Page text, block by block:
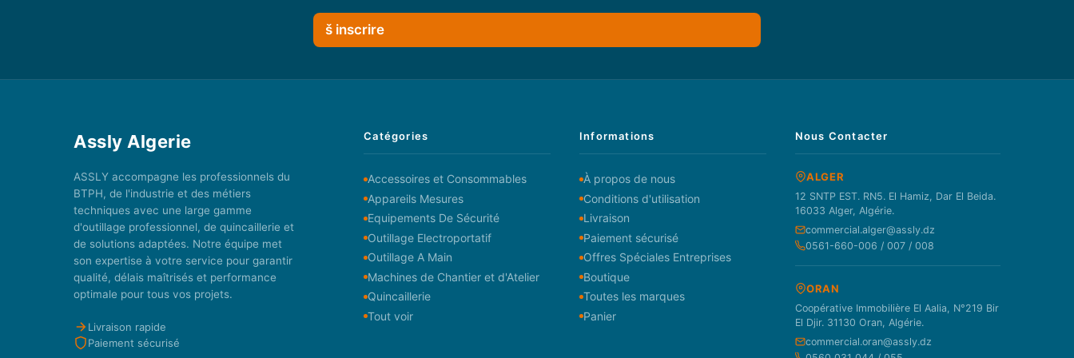
š inscrire
Assly Algerie
ASSLY accompagne les professionnels du
BTPH, de l'industrie et des métiers
techniques avec une large gamme
d'outillage professionnel, de quincaillerie et
de solutions adaptées. Notre équipe met
son expertise à votre service pour garantir
qualité, délais maîtrisés et performance
optimale pour tous vos projets.
Livraison rapide
Paiement sécurisé
Catégories
Accessoires et Consommables
Appareils Mesures
Equipements De Sécurité
Outillage Electroportatif
Outillage A Main
Machines de Chantier et d'Atelier
Quincaillerie
Tout voir
Informations
À propos de nous
Conditions d'utilisation
Livraison
Paiement sécurisé
Offres Spéciales Entreprises
Boutique
Toutes les marques
Panier
Nous Contacter
ALGER
12 SNTP EST. RN5. El Hamiz, Dar El Beida.
16033 Alger, Algérie.
commercial.alger@assly.dz
0561-660-006 / 007 / 008
ORAN
Coopérative Immobilière El Aalia, N°219 Bir
El Djir. 31130 Oran, Algérie.
commercial.oran@assly.dz